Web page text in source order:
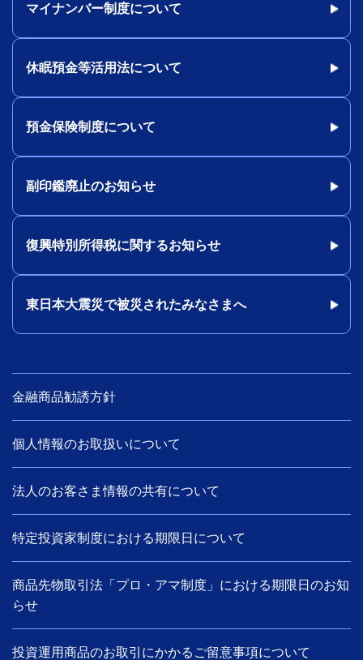
マイナンバー制度について
休眠預金等活用法について
預金保険制度について
副印鑑廃止のお知らせ
復興特別所得税に関するお知らせ
東日本大震災で被災されたみなさまへ
金融商品勧誘方針
個人情報のお取扱いについて
法人のお客さま情報の共有について
特定投資家制度における期限日について
商品先物取引法「プロ・アマ制度」における期限日のお知
らせ
投資運用商品のお取引にかかるご留意事項について